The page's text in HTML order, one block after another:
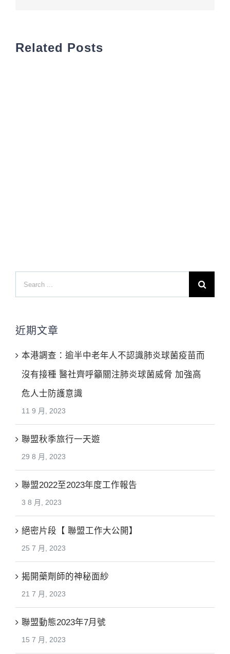
Related Posts
Search
for:
近期文章
本港調查：逾半中老年人不認識肺炎球菌疫苗而
沒有接種 醫社齊呼籲關注肺炎球菌威脅 加強高
危人士防護意識
11 9 月, 2023
聯盟秋季旅行一天遊
29 8 月, 2023
聯盟2022至2023年度工作報告
3 8 月, 2023
絕密片段【 聯盟工作大公開】
25 7 月, 2023
揭開藥劑師的神秘面紗
21 7 月, 2023
聯盟動態2023年7月號
15 7 月, 2023